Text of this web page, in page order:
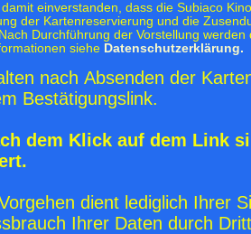
damit einverstanden, dass die Subiaco
der Kartenreservierung und die
Durchführung der Vorstellung
siehe Datenschutzerklärung.
nach Absenden der
Bestätigungslink.
dem Klick auf dem Link
dient lediglich Ihrer
Ihrer Daten durch